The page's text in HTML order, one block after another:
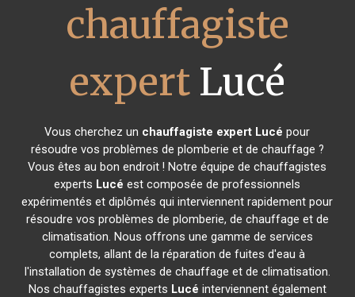
chauffagiste
expertLucé
Vous cherchez un chauffagiste expert Lucé pour
résoudre vos problèmes de plomberie et de chauffage ?
Vous êtes au bon endroit ! Notre équipe de chauffagistes
experts Lucé est composée de professionnels
expérimentés et diplômés qui interviennent rapidement pour
résoudre vos problèmes de plomberie, de chauffage et de
climatisation. Nous offrons une gamme de services
complets, allant de la réparation de fuites d'eau à
l'installation de systèmes de chauffage et de climatisation.
Nos chauffagistes experts Lucé interviennent également